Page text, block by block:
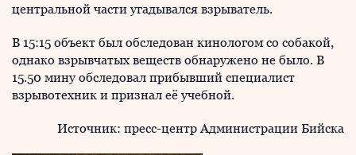
центральной части угадывался взрыватель.
В 15:15 объект был обследован кинологом со собакой,
однако взрывчатых веществ обнаружено не было. В
15.50 мину обследовал прибывший специалист
взрывотехник и признал её учебной.
Источник: пресс-центр Администрации Бийска